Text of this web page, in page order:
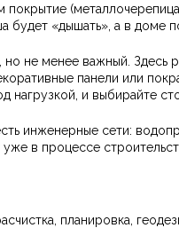
покрытие
будет «дышать», а в доме
не менее важный. Здесь
панели или
нагрузкой, и выбирайте
инженерные сети:
уже в процессе
планировка,